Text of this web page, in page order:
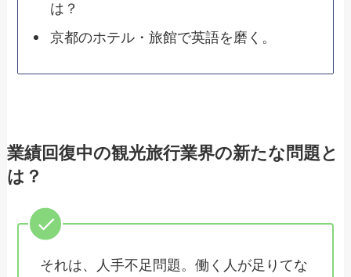
は？
京都のホテル・旅館で英語を磨く。
業績回復中の観光旅行業界の新たな問題と
は？
それは、人手不足問題。働く人が足りてな